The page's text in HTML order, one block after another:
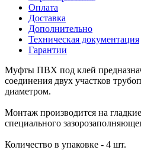
Оплата
Доставка
Дополнительно
Техническая документация
Гарантии
Муфты ПВХ под клей
соединения двух участков
диаметром.
Монтаж производится на
специального
Количество в упаковке - 4 шт.